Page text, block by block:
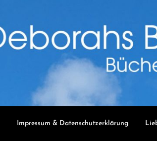
Impressum & Datenschutzerklärung